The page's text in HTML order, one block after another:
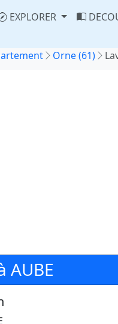
EXPLORER
Orne (61)
AUBE